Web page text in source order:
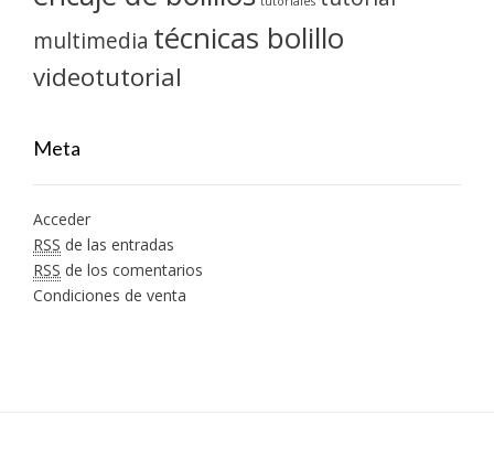
multimedia técnicas bolillo
videotutorial
Meta
Acceder
RSS de las entradas
RSS de los comentarios
Condiciones de venta